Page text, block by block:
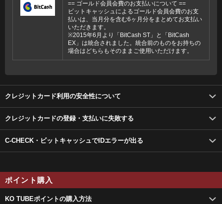
== ゴールド会員会費のお支払いについて ==
ビットキャッシュによるゴールド会員会費のお支
払いは、当月分を含む6ヶ月分をまとめてお支払い
いただきます。
※2015年6月より「BitCash ST」と「BitCash
EX」は統合されました。統合前のものをお持ちの
場合はどちらもそのままご使用いただけます。
クレジットカード利用の安全性について
クレジットカードの登録・支払いに失敗する
C-CHECK・ビットキャッシュでIDエラーが出る
ポイント購入
KO TUBEポイントの購入方法